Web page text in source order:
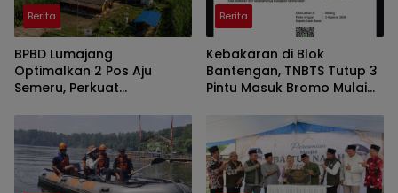
Berita
BPBD Lumajang
Optimalkan 2 Pos Aju
Semeru, Perkuat
Rawan Lahar
Berita
Kebakaran di Blok
Bantengan, TNBTS Tutup 3
Pintu Masuk Bromo Mulai